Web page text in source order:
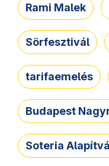
Rami Malek
Sörfesztivál
tarifaemelés
Budapest
Soteria